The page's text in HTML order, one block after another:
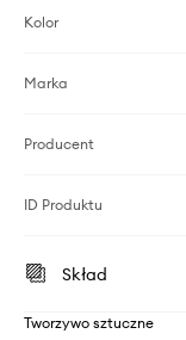
Kolor
Marka
Producent
ID Produktu
Skład
Tworzywo sztuczne